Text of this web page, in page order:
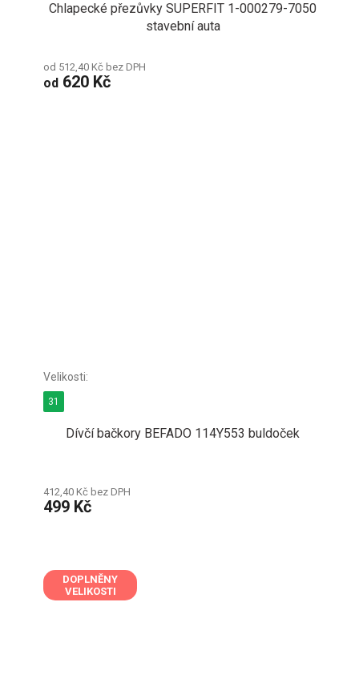
Chlapecké přezůvky SUPERFIT 1-000279-7050
stavební auta
od 512,40 Kč bez DPH
od 620 Kč
Dívčí bačkory BEFADO 114Y553 buldoček
412,40 Kč bez DPH
499 Kč
31
DOPLNĚNY
VELIKOSTI